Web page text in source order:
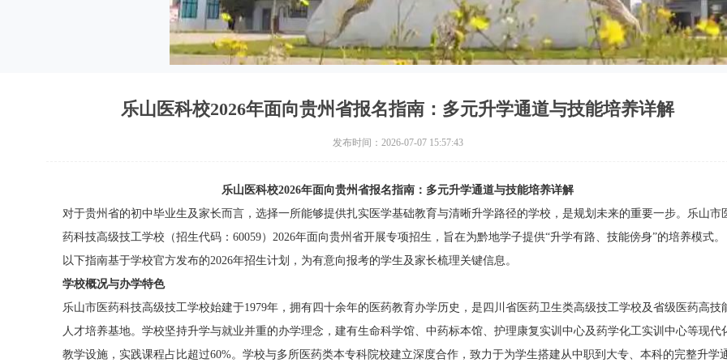
乐山医科校2026年面向贵州省报名指南：多元升学通道与技能培养详解
发布时间：2026-07-07 15:57:43
乐山医科校2026年面向贵州省报名指南：多元升学通道与技能培养详解
对于贵州省的初中毕业生及家长而言，选择一所能够提供扎实医学基础教育与清晰升学路径的学校，是规划未来的重要一步。乐山市
药科技高级技工学校（招生代码：60059）2026年面向贵州省开展专项招生，旨在为黔地学子提供“升学有路、技能傍身”的培养模式。
以下指南基于学校官方发布的2026年招生计划，为有意向报考的学生及家长梳理关键信息。
学校概况与办学特色
乐山市医药科技高级技工学校始建于1979年，拥有四十余年的医药教育办学历史，是四川省医药卫生类高级技工学校及省级医药高技
人才培养基地。学校坚持升学与就业并重的办学理念，建有生命科学馆、中药标本馆、护理康复实训中心及药学化工实训中心等现代
教学设施，实践课程占比超过60%。学校与多所医药类本专科院校建立深度合作，致力于为学生搭建从中职到大专、本科的完整升学